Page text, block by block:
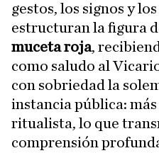
gestos, los signos y
estructuran la figura
muceta roja,
como saludo al
con sobriedad la
instancia pública: más
ritualista, lo que
comprensión